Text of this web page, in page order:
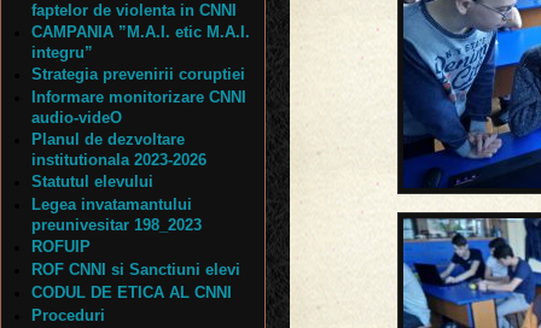
faptelor de violenta in CNNI
CAMPANIA ”M.A.I. etic M.A.I.
integru”
Strategia prevenirii coruptiei
Informare monitorizare CNNI
audio-videO
Planul de dezvoltare
institutionala 2023-2026
Statutul elevului
Legea invatamantului
preunivesitar 198_2023
ROFUIP
ROF CNNI si Sanctiuni elevi
CODUL DE ETICA AL CNNI
Proceduri